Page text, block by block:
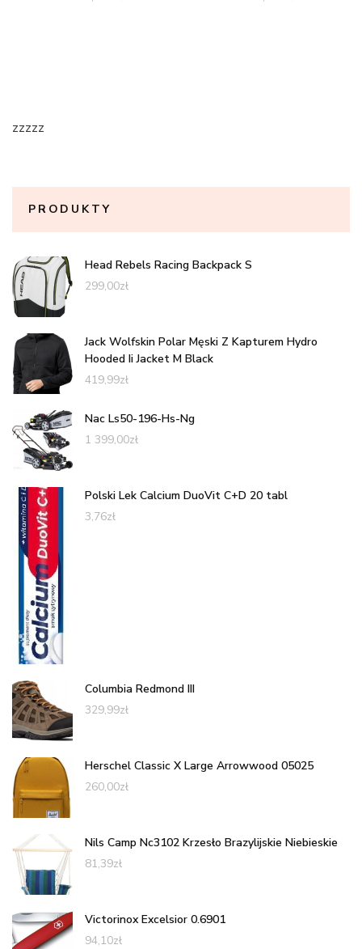
zzzzz
PRODUKTY
Head Rebels Racing Backpack S
299,00zł
Jack Wolfskin Polar Męski Z Kapturem Hydro
Hooded Ii Jacket M Black
419,99zł
Nac Ls50-196-Hs-Ng
1 399,00zł
Polski Lek Calcium DuoVit C+D 20 tabl
3,76zł
Columbia Redmond III
329,99zł
Herschel Classic X Large Arrowwood 05025
260,00zł
Nils Camp Nc3102 Krzesło Brazylijskie Niebieskie
81,39zł
Victorinox Excelsior 0.6901
94,10zł